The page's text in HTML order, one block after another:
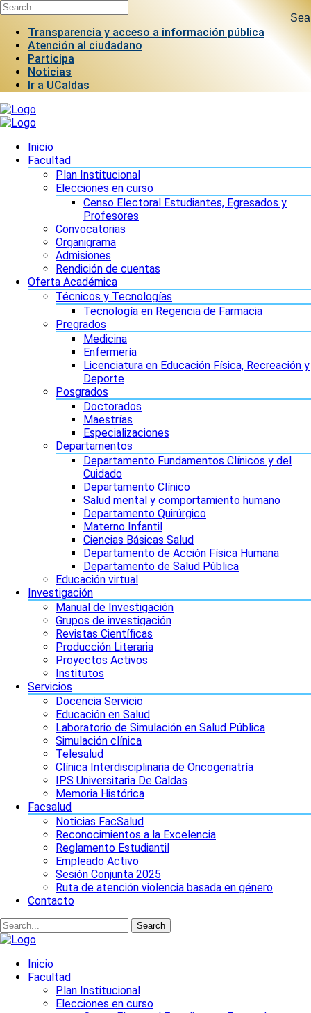
Transparencia y acceso a información pública
Atención al ciudadano
Participa
Noticias
Ir a UCaldas
Inicio
Facultad
Plan Institucional
Elecciones en curso
Censo Electoral Estudiantes, Egresados y
Profesores
Convocatorias
Organigrama
Admisiones
Rendición de cuentas
Oferta Académica
Técnicos y Tecnologías
Tecnología en Regencia de Farmacia
Pregrados
Medicina
Enfermería
Licenciatura en Educación Física, Recreación y
Deporte
Posgrados
Doctorados
Maestrías
Especializaciones
Departamentos
Departamento Fundamentos Clínicos y del
Cuidado
Departamento Clínico
Salud mental y comportamiento humano
Departamento Quirúrgico
Materno Infantil
Ciencias Básicas Salud
Departamento de Acción Física Humana
Departamento de Salud Pública
Educación virtual
Investigación
Manual de Investigación
Grupos de investigación
Revistas Científicas
Producción Literaria
Proyectos Activos
Institutos
Servicios
Docencia Servicio
Educación en Salud
Laboratorio de Simulación en Salud Pública
Simulación clínica
Telesalud
Clínica Interdisciplinaria de Oncogeriatría
IPS Universitaria De Caldas
Memoria Histórica
Facsalud
Noticias FacSalud
Reconocimientos a la Excelencia
Reglamento Estudiantil
Empleado Activo
Sesión Conjunta 2025
Ruta de atención violencia basada en género
Contacto
Search
Inicio
Facultad
Plan Institucional
Elecciones en curso